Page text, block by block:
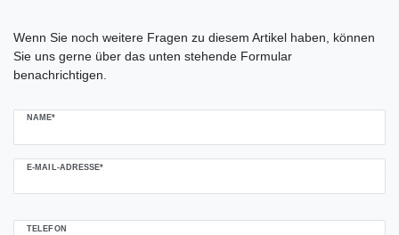
Wenn Sie noch weitere Fragen zu diesem Artikel haben, können
Sie uns gerne über das unten stehende Formular
benachrichtigen.
NAME*
E-MAIL-ADRESSE*
TELEFON